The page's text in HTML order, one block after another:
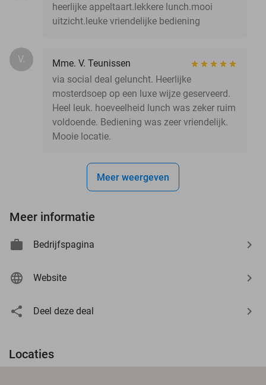
heerlijke appeltaart.lekkere lunch.mooi
uitzicht.leuke vriendelijke bediening
V.
Mme. V. Teunissen
via social deal geluncht. Heerlijke
mosterdsoep op een luxe wijze geserveerd.
Heel leuk. hoeveelheid lunch was zeker ruim
voldoende. Bediening was zeer vriendelijk.
Mooie locatie.
Meer weergeven
Meer informatie
Bedrijfspagina
Website
Deel deze deal
Locaties